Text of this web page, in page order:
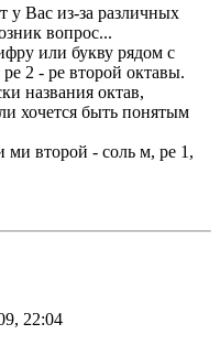
у Вас из-за различных
вопрос...
или букву рядом с
2 - ре второй октавы.
названия октав,
хочется быть понятым
ми второй - соль м, ре 1,
22:04